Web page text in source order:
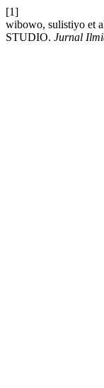
[1]
wibowo, sulistiyo
STUDIO. Jurnal